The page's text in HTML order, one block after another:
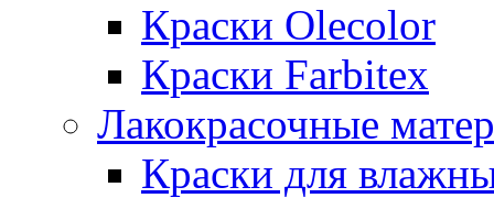
Краски Olecolor
Краски Farbitex
Лакокрасочные
Краски для